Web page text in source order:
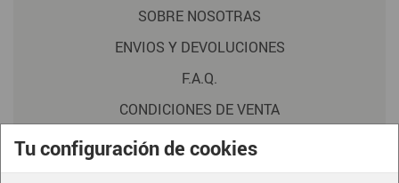
Tu configuración de cookies
SOBRE NOSOTRAS
ENVIOS Y DEVOLUCIONES
F.A.Q.
CONDICIONES DE VENTA
POLITICA DE PRIVACIDAD
AVISO LEGAL